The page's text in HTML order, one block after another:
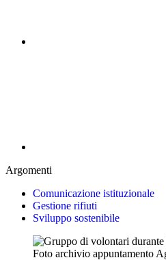
Argomenti
Comunicazione istituzionale
Gestione rifiuti
Sviluppo sostenibile
Foto archivio appuntamento